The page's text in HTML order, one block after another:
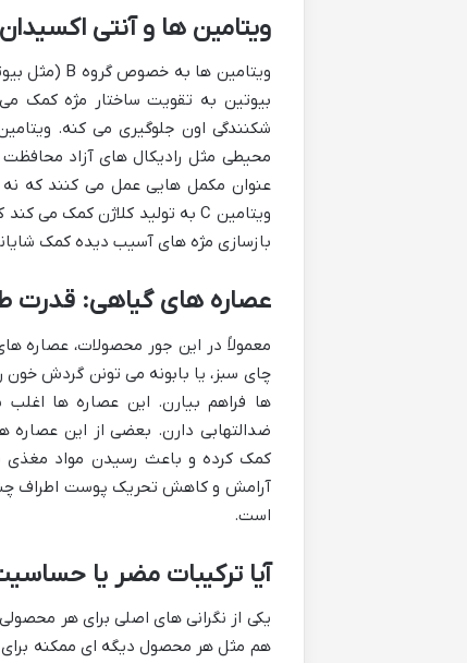
ویتامین ها و آنتی
بیوتین به تقویت ساختار مژه کمک
محیطی مثل رادیکال های آزاد
عنوان مکمل هایی عمل می کنند که نه
بازسازی مژه های آسیب دیده کمک
عصاره های گیاهی: قدرت
معمولاً در این جور محصولات، عصاره
چای سبز، یا بابونه می تونن گردش خون
ها فراهم بیارن. این عصاره ها اغلب
ضدالتهابی دارن. بعضی از این
کمک کرده و باعث رسیدن مواد مغذی
آرامش و کاهش تحریک پوست اطراف
است.
آیا ترکیبات مضر یا
یکی از نگرانی های اصلی برای هر
هم مثل هر محصول دیگه ای ممکنه برای